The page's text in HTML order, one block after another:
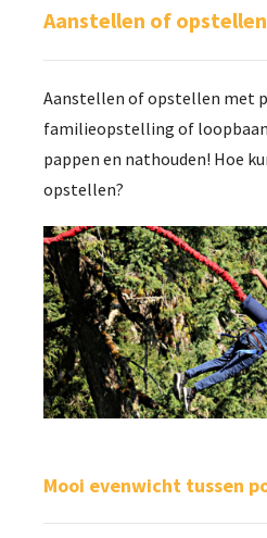
Aanstellen of
Aanstellen of opstellen met
familieopstelling of
pappen en nathouden! Hoe
opstellen?
Mooi evenwicht tussen